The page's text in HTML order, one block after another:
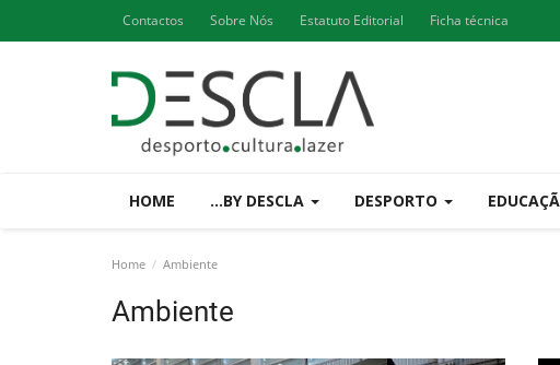
Contactos Sobre Nós Estatuto Editorial Ficha técnica
HOME ...BY DESCLA DESPORTO
Home Ambiente
Ambiente